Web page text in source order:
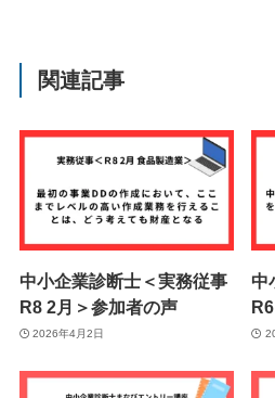
関連記事
中小企業診断士＜実務従事
R8 2月＞参加者の声
2026年4月2日
中